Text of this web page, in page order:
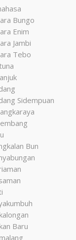
Bungo
Enim
Jambi
Tebo
Sidempuan
Bun
Baru